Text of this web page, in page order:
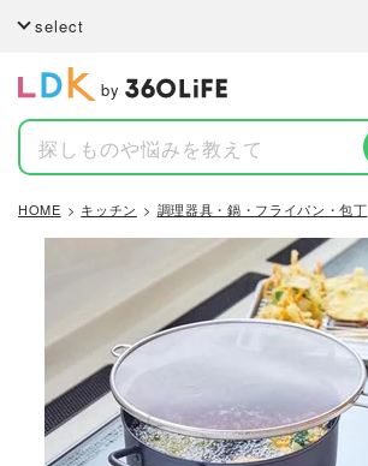
select
by
HOME キッチン 調理器具・鍋・フライパン・包丁